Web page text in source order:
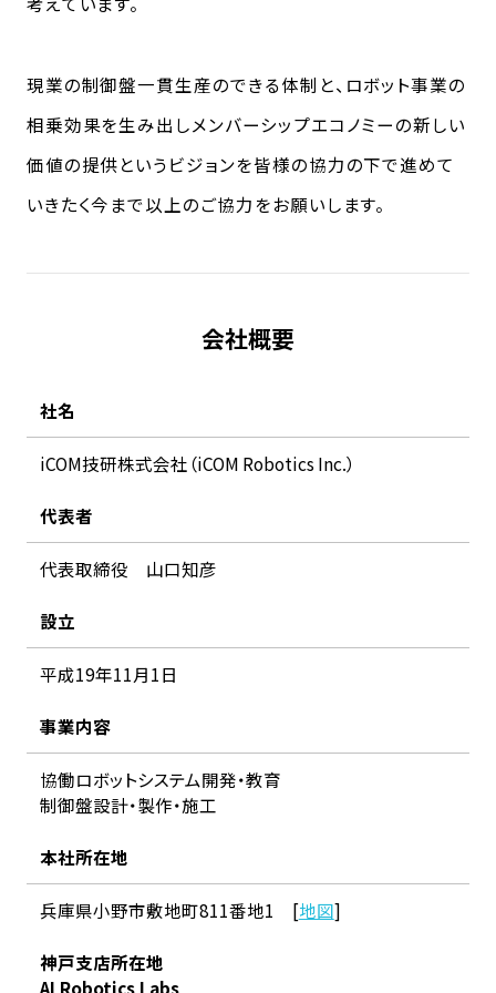
現業の制御盤一貫生産のできる体制と、ロボット事業の
相乗効果を生み出しメンバーシップエコノミーの新しい
価値の提供というビジョンを皆様の協力の下で進めて
いきたく今まで以上のご協力をお願いします。
会社概要
社名
iCOM技研株式会社（iCOM Robotics Inc.）
代表者
代表取締役 山口知彦
設立
平成19年11月1日
事業内容
協働ロボットシステム開発・教育
制御盤設計・製作・施工
本社所在地
兵庫県小野市敷地町811番地1 [地図]
神戸支店所在地
AI Robotics Labs